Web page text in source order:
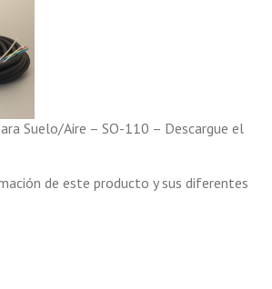
Suelo/Aire – SO-110 – Descargue el
de este producto y sus diferentes